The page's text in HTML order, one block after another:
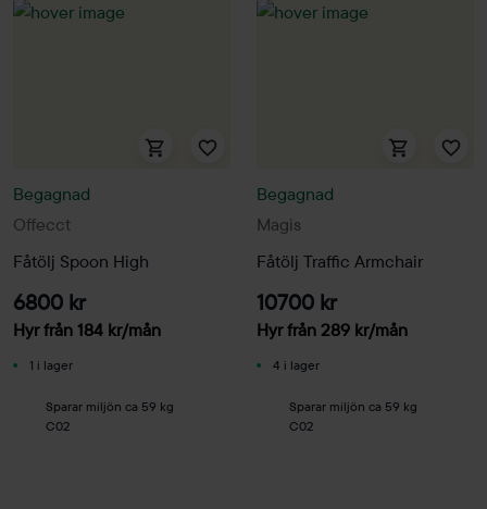
Offecct
Begagnad
Fåtölj Spoon High
6800 kr
Hyr från 184 kr/mån
1 i lager
Sparar miljön ca 59 kg
C02
Magis
Begagnad
Fåtölj Traffic Armchair
10700 kr
Hyr från 289 kr/mån
4 i lager
Sparar miljön ca 59 kg
C02